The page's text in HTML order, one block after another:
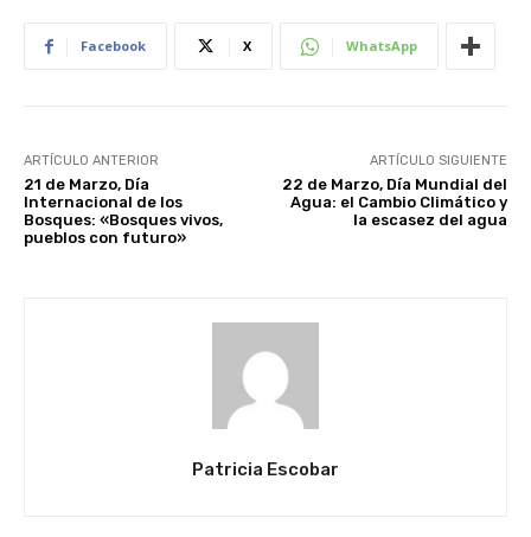
Facebook X WhatsApp
ARTÍCULO ANTERIOR
21 de Marzo, Día
Internacional de los
Bosques: «Bosques vivos,
pueblos con futuro»
ARTÍCULO SIGUIENTE
22 de Marzo, Día Mundial del
Agua: el Cambio Climático y
la escasez del agua
Patricia Escobar